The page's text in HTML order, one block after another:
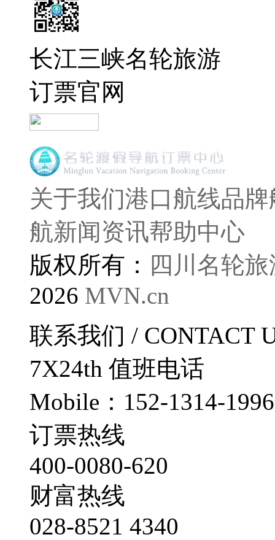
长江三峡名轮旅游
订票官网
关于我们港口航线品
航新闻资讯帮助中心
版权所有： 四川名轮
2026 MVN.cn
联系我们 / CONTACT
7X24th 值班电话
Mobile：152-1314-1996
订票热线
400-0080-620
财富热线
028-8521 4340